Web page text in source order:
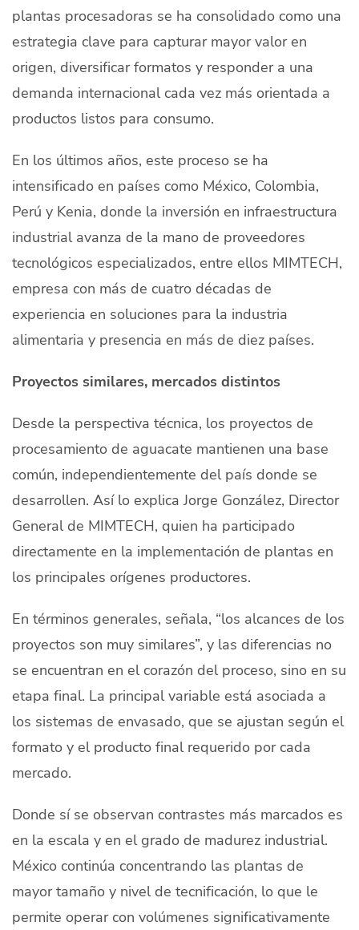
Contacto
modo claro
plantas procesadoras se ha consolidado como una
estrategia clave para capturar mayor valor en
origen, diversificar formatos y responder a una
demanda internacional cada vez más orientada a
productos listos para consumo.
En los últimos años, este proceso se ha
intensificado en países como México, Colombia,
Perú y Kenia, donde la inversión en infraestructura
industrial avanza de la mano de proveedores
tecnológicos especializados, entre ellos MIMTECH,
empresa con más de cuatro décadas de
experiencia en soluciones para la industria
alimentaria y presencia en más de diez países.
Proyectos similares, mercados distintos
Desde la perspectiva técnica, los proyectos de
procesamiento de aguacate mantienen una base
común, independientemente del país donde se
desarrollen. Así lo explica Jorge González, Director
General de MIMTECH, quien ha participado
directamente en la implementación de plantas en
los principales orígenes productores.
En términos generales, señala, “los alcances de los
proyectos son muy similares”, y las diferencias no
se encuentran en el corazón del proceso, sino en su
etapa final. La principal variable está asociada a
los sistemas de envasado, que se ajustan según el
formato y el producto final requerido por cada
mercado.
Donde sí se observan contrastes más marcados es
en la escala y en el grado de madurez industrial.
México continúa concentrando las plantas de
mayor tamaño y nivel de tecnificación, lo que le
permite operar con volúmenes significativamente